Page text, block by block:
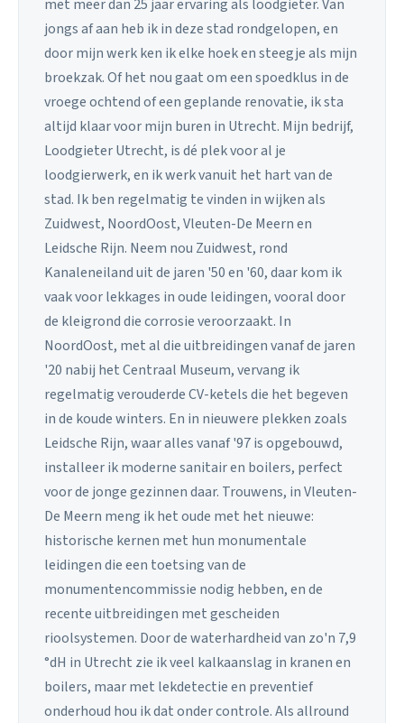
met meer dan 25 jaar ervaring als loodgieter. Van
jongs af aan heb ik in deze stad rondgelopen, en
door mijn werk ken ik elke hoek en steegje als mijn
broekzak. Of het nou gaat om een spoedklus in de
vroege ochtend of een geplande renovatie, ik sta
altijd klaar voor mijn buren in Utrecht. Mijn bedrijf,
Loodgieter Utrecht, is dé plek voor al je
loodgierwerk, en ik werk vanuit het hart van de
stad. Ik ben regelmatig te vinden in wijken als
Zuidwest, NoordOost, Vleuten-De Meern en
Leidsche Rijn. Neem nou Zuidwest, rond
Kanaleneiland uit de jaren '50 en '60, daar kom ik
vaak voor lekkages in oude leidingen, vooral door
de kleigrond die corrosie veroorzaakt. In
NoordOost, met al die uitbreidingen vanaf de jaren
'20 nabij het Centraal Museum, vervang ik
regelmatig verouderde CV-ketels die het begeven
in de koude winters. En in nieuwere plekken zoals
Leidsche Rijn, waar alles vanaf '97 is opgebouwd,
installeer ik moderne sanitair en boilers, perfect
voor de jonge gezinnen daar. Trouwens, in Vleuten-
De Meern meng ik het oude met het nieuwe:
historische kernen met hun monumentale
leidingen die een toetsing van de
monumentencommissie nodig hebben, en de
recente uitbreidingen met gescheiden
rioolsystemen. Door de waterhardheid van zo'n 7,9
°dH in Utrecht zie ik veel kalkaanslag in kranen en
boilers, maar met lekdetectie en preventief
onderhoud hou ik dat onder controle. Als allround